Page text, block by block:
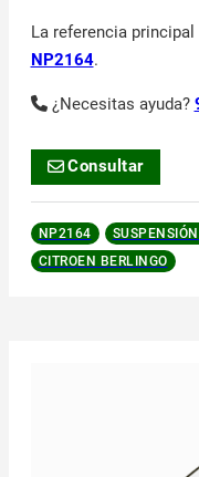
La referencia principal
NP2164.
¿Necesitas ayuda?
Consultar
NP2164
CITROEN BERLINGO